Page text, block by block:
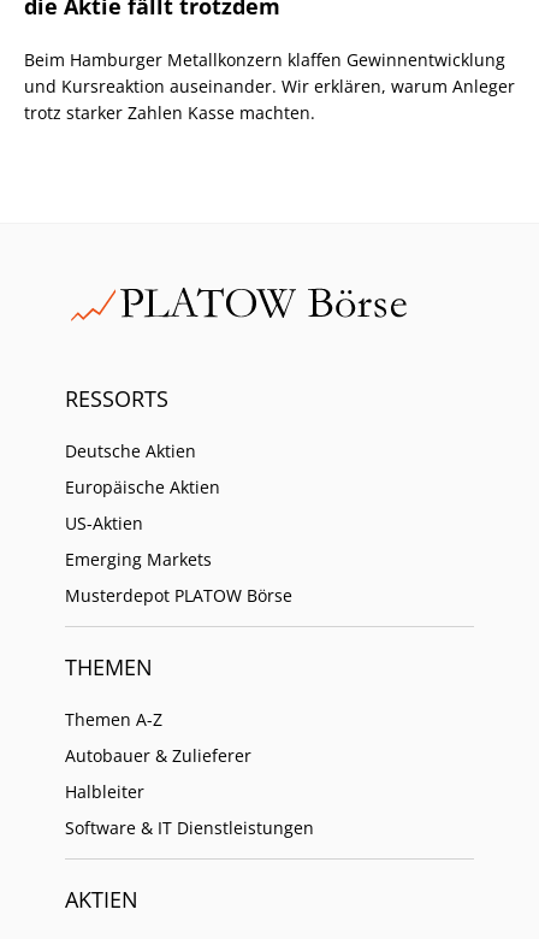
die Aktie fällt trotzdem
Beim Hamburger Metallkonzern klaffen Gewinnentwicklung
und Kursreaktion auseinander. Wir erklären, warum Anleger
trotz starker Zahlen Kasse machten.
RESSORTS
Deutsche Aktien
Europäische Aktien
US-Aktien
Emerging Markets
Musterdepot PLATOW Börse
THEMEN
Themen A-Z
Autobauer & Zulieferer
Halbleiter
Software & IT Dienstleistungen
AKTIEN